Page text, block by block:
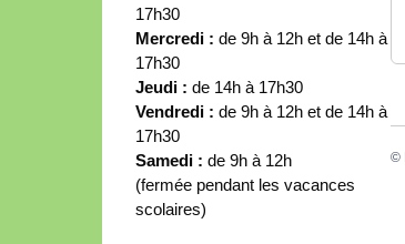
17h30
Mercredi : de 9h à 12h et de 14h à
17h30
Jeudi : de 14h à 17h30
Vendredi : de 9h à 12h et de 14h à
17h30
Samedi : de 9h à 12h
(fermée pendant les vacances
scolaires)
©